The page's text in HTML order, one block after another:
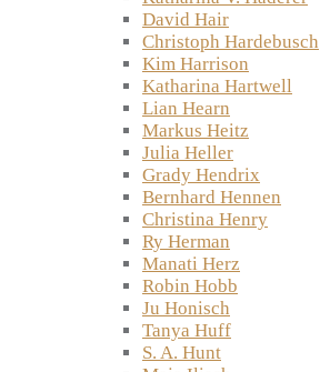
David Hair
Christoph Hardebusch
Kim Harrison
Katharina Hartwell
Lian Hearn
Markus Heitz
Julia Heller
Grady Hendrix
Bernhard Hennen
Christina Henry
Ry Herman
Manati Herz
Robin Hobb
Ju Honisch
Tanya Huff
S. A. Hunt